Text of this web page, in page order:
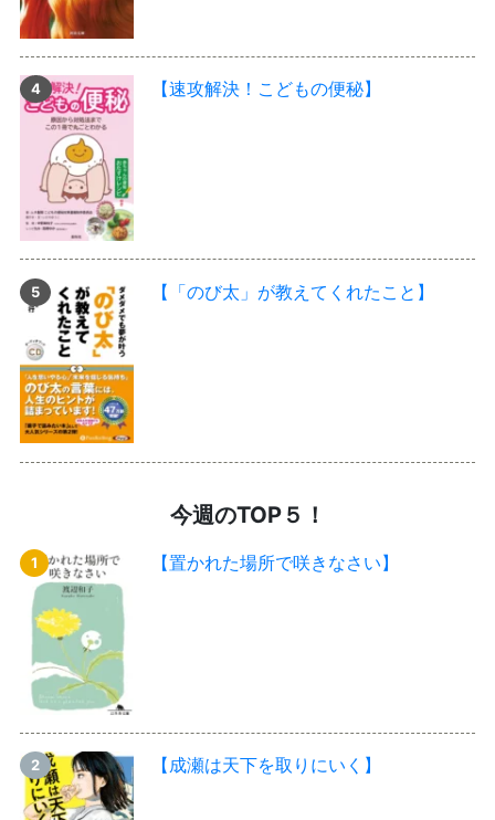
【速攻解決！こどもの便秘】
【「のび太」が教えてくれたこと】
今週のTOP５！
【置かれた場所で咲きなさい】
【成瀬は天下を取りにいく】